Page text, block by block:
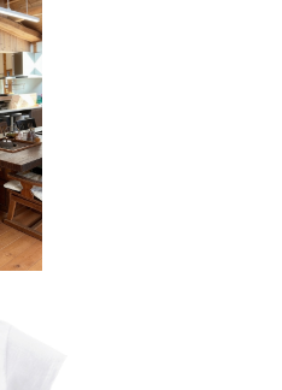
袖 オ
アメ
タン
ンダ
番 重
Fly